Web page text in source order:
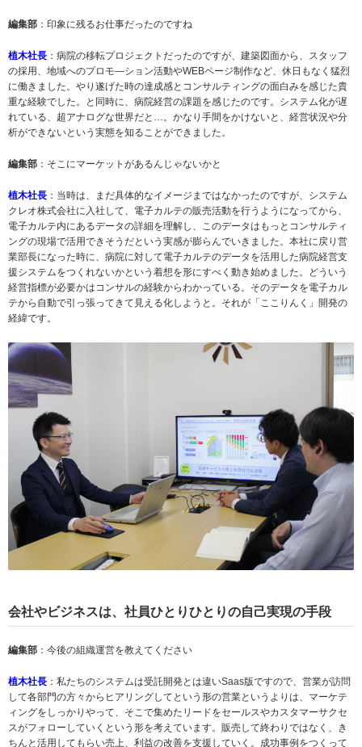
編集部 ：印象に残るお仕事だったのですね
植木社長 ：病院の移転プロジェクトだったのですが、建築図面から、スタッフ
の採用、地域へのプロモ―ション活動やWEBページ制作など、休日もなく猛烈
に働きました。やり遂げた時の達成感とコンサルティングの面白みを感じた貴
重な経験でした。と同時に、病院経営の課題を感じたのです。システム化が遅
れている、超アナログな世界だと…。かなり手間をかけないと、経営状況や分
析ができないという実態を知ることができました。
編集部 ：そこにマーケットがあるんじゃないかと
植木社長 ：当時は、まだ具体的なイメージまではなかったのですが、システム
クレオ株式会社に入社して、電子カルテの販売活動を行うようになってから、
電子カルテ内にあるデータの詳細を理解し、このデータはもっとコンサルティ
ングの現場で活用できそうだという実感が膨らんでいきました。本社に戻り営
業部長になった時に、病院に対して電子カルテのデータを活用した病院経営支
援システムをつくれないかという着想を形にすべく動き始めました。どういう
経営指標が必要かはコンサルの経験からわかっている。そのデータを電子カル
テから自動で引っ張ってきて見える化しようと。それが「ここりんく」開発の
経緯です。
会社やビジネスは、社員ひとりひとりの自己実現の手段
編集部 ：今後の組織運営を教えてください
植木社長 ：私たちのシステムは受託開発とは違いSaas版ですので、営業が訪問
して各部門の方々からヒアリングしてという形の営業というよりは、マーケテ
ィングをしっかりやって、そこで集めたリードをセールスやカスタマーサクセ
スがフォローしていくという形を考えています。販売して終わりではなく、き
ちんと活用してもらい売上、利益の改善を支援していく。成功事例をつくって